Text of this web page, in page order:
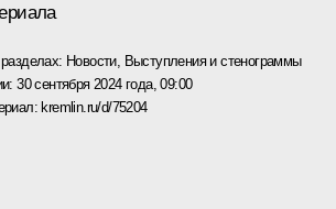
Новости, Выступления и стенограммы
30 сентября 2024 года, 09:00
kremlin.ru/d/75204